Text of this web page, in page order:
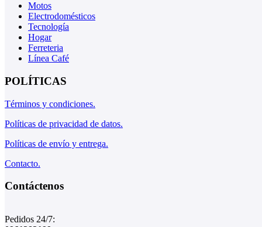
Motos
Electrodomésticos
Tecnología
Hogar
Ferreteria
Línea Café
POLÍTICAS
Términos y condiciones.
Políticas de privacidad de datos.
Políticas de envío y entrega.
Contacto.
Contáctenos
Pedidos 24/7: